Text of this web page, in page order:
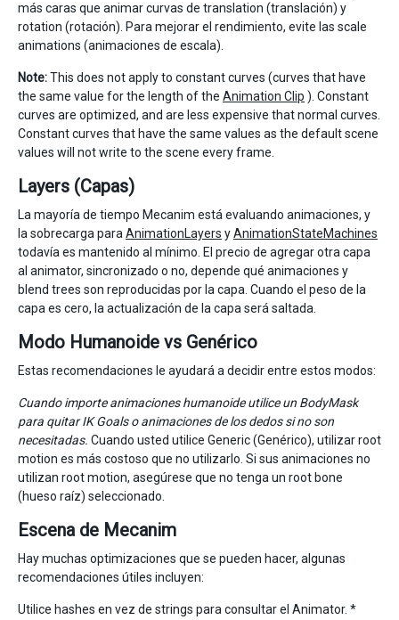
más caras que animar curvas de translation (translación) y
rotation (rotación). Para mejorar el rendimiento, evite las scale
animations (animaciones de escala).
Note:This does not apply to constant curves (curves that have
the same value for the length of the Animation Clip ). Constant
curves are optimized, and are less expensive that normal curves.
Constant curves that have the same values as the default scene
values will not write to the scene every frame.
Layers (Capas)
La mayoría de tiempo Mecanim está evaluando animaciones, y
la sobrecarga para AnimationLayers yAnimationStateMachines
todavía es mantenido al mínimo. El precio de agregar otra capa
al animator, sincronizado o no, depende qué animaciones y
blend trees son reproducidas por la capa. Cuando el peso de la
capa es cero, la actualización de la capa será saltada.
Modo Humanoide vs Genérico
Estas recomendaciones le ayudará a decidir entre estos modos:
Cuando importe animaciones humanoide utilice un BodyMask
para quitar IK Goals o animaciones de los dedos si no son
necesitadas. Cuando usted utilice Generic (Genérico), utilizar root
motion es más costoso que no utilizarlo. Si sus animaciones no
utilizan root motion, asegúrese que no tenga un root bone
(hueso raíz) seleccionado.
Escena de Mecanim
Hay muchas optimizaciones que se pueden hacer, algunas
recomendaciones útiles incluyen:
Utilice hashes en vez de strings para consultar el Animator. *